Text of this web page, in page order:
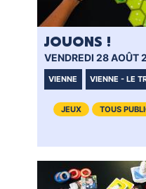
JOUONS !
VENDREDI 28 AOÛT
VIENNE VIENNE - LE
JEUX TOUS